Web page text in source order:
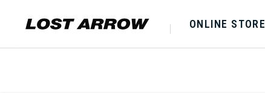
ONLINE STORE